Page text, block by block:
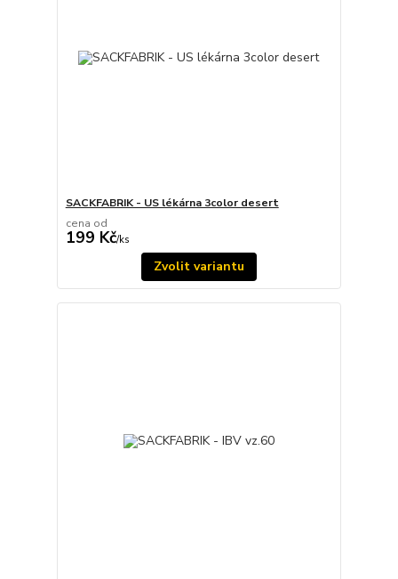
SACKFABRIK - US lékárna 3color desert
cena od
199 Kč/ks
Zvolit variantu